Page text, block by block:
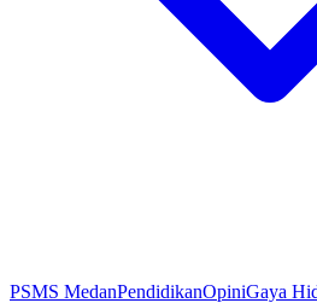
PSMS MedanPendidikanOpiniGaya